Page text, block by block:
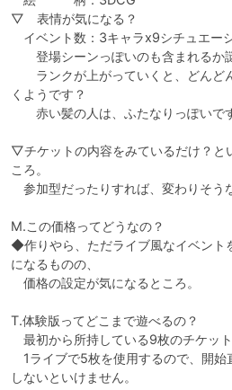
▽　表情が気になる？
イベント数：3キャラx9シチュエー
登場シーンっぽいのも含まれるか謎
ランクが上がっていくと、どんど
くようです？
赤い髪の人は、ふたなりっぽいです
▽チケットの内容をみているだけ？と
ころ。
参加型だったりすれば、変わりそう
M.この価格ってどうなの？
◆作りやら、ただライブ風なイベント
になるものの、
価格の設定が気になるところ。
T.体験版ってどこまで遊べるの？
最初から所持している9枚のチケッ
1ライブで5枚を使用するので、開始
しないといけません。